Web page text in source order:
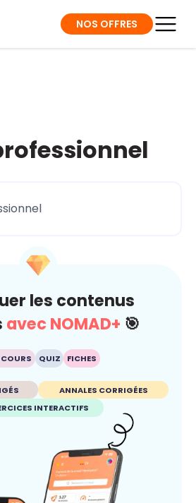
NOS OFFRES
les contenus
avec NOMAD+ 🎯
QUIZ FICHES
ANNALES CORRIGÉES
INTERACTIFS